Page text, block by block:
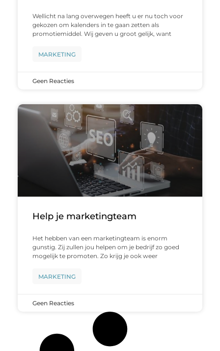
Wellicht na lang overwegen heeft u er nu toch voor
gekozen om kalenders in te gaan zetten als
promotiemiddel. Wij geven u groot gelijk, want
MARKETING
Geen Reacties
Help je marketingteam
Het hebben van een marketingteam is enorm
gunstig. Zij zullen jou helpen om je bedrijf zo goed
mogelijk te promoten. Zo krijg je ook weer
MARKETING
Geen Reacties